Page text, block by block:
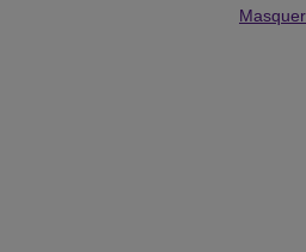
Masquer